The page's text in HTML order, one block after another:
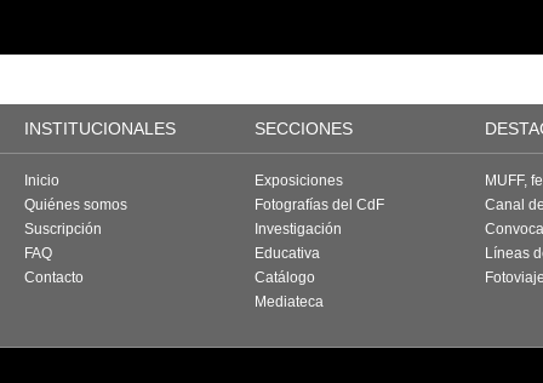
INSTITUCIONALES SECCIONES
Inicio
Quiénes somos
Suscripción
FAQ
Contacto
Exposiciones
Fotografías del CdF
Investigación
Educativa
Catálogo
Mediateca
MUFF,
Canal
Líneas